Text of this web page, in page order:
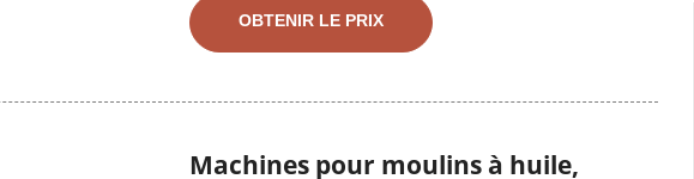
sont le principal fabricant et exportateur d'une large
gamme d'expulseurs d'huile, de machines d'extraction
moulin à huile, etc. Obtenez le dernier expulseur d'huile
2023-3-22 · Le dernier expulseur d'huile de palme
OBTENIR LE PRIX
Machines pour moulins à huile,